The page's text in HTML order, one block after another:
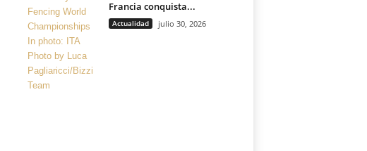
Francia conquista...
Actualidad julio 30, 2026